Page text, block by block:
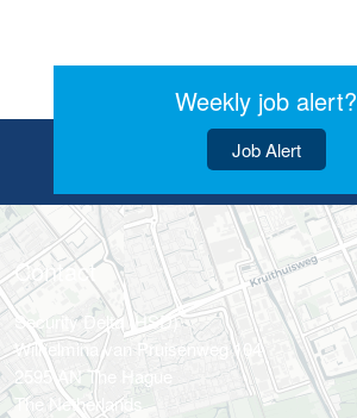
Weekly job alert?
Job Alert
Contact
Security Delta (HSD)
Wilhelmina van Pruisenweg 104
2595 AN The Hague
The Netherlands